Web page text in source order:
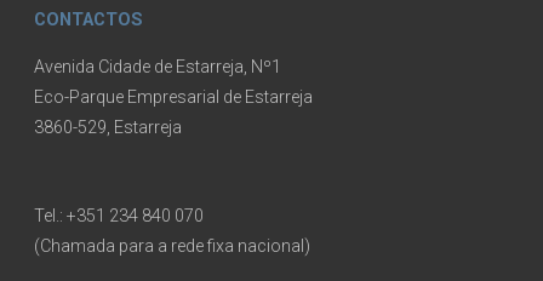
CONTACTOS
Avenida Cidade de Estarreja, Nº1
Eco-Parque Empresarial de Estarreja
3860-529, Estarreja
Tel.: +351 234 840 070
(Chamada para a rede fixa nacional)